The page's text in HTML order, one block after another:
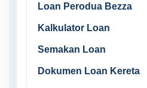
Loan Perodua Bezza
Kalkulator Loan
Semakan Loan
Dokumen Loan Kereta